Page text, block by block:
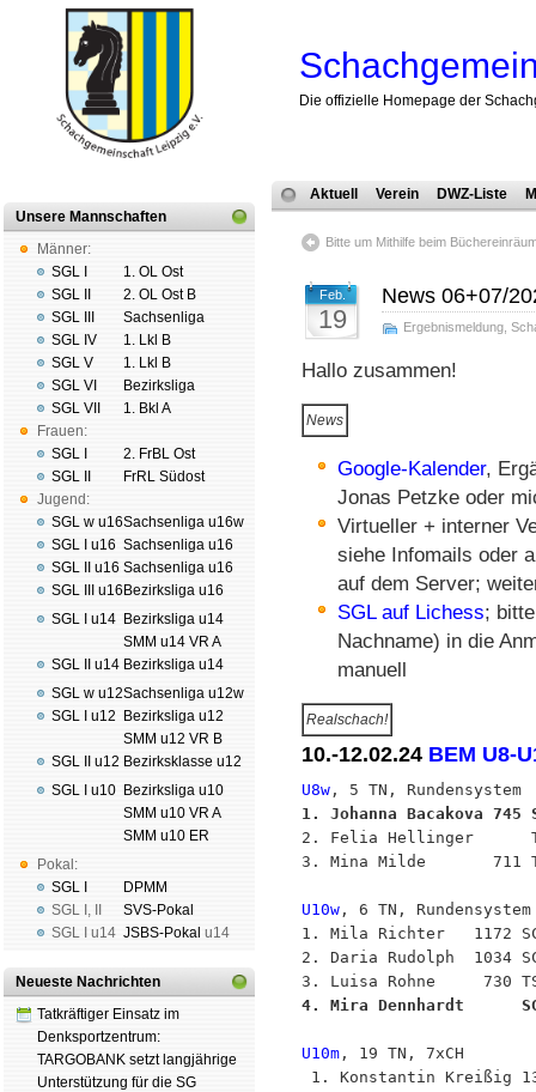
Die offizielle Homepage der
Unsere Mannschaften
Männer:
SGL I
SGL II
SGL III
SGL IV
SGL V
SGL VI
SGL VII
Frauen:
SGL I
SGL II
Jugend:
SGL w u16
SGL I u16
SGL II u16
SGL III u16
SGL I u14
SGL II u14
SGL w u12
SGL I u12
SGL II u12
SGL I u10
Pokal:
SGL I
SGL I ,
SGL I
u14
1. OL Ost
2. OL Ost B
Sachsenliga
1. Lkl B
1. Lkl B
Bezirksliga
1. Bkl A
2. FrBL Ost
FrRL Südost
Sachsenliga u16w
Sachsenliga u16
Sachsenliga u16
Bezirksliga u16
Bezirksliga u14
SMM u14 VR A
Bezirksliga u14
Sachsenliga u12w
Bezirksliga u12
SMM u12 VR B
Bezirksklasse u12
Bezirksliga u10
SMM u10 VR A
SMM u10 ER
DPMM
SVS-Pokal
JSBS-Pokal u14
Neueste Nachrichten
Tatkräftiger Einsatz im
Denksportzentrum:
TARGOBANK setzt langjährige
Unterstützung für die SG
Aktuell Verein DWZ-Liste
Bitte um Mithilfe beim
Feb.
19
News 06+07/
Ergebnismeldung
Hallo zusammen!
News
Google-Kalender,
Jonas Petzke oder
Virtueller + interner
siehe Infomails oder
auf dem Server;
SGL auf Lichess;
Nachname) in die
manuell
Realschach!
10.-12.02.24 BEM U8-
U8w
1. Johanna Bacakova
2. Felia Hellinger
3. Mina Milde       711
U10w , 6 TN, Rundensystem
1. Mila Richter   1172
2. Daria Rudolph  1034
4. Mira Dennhardt
U10m , 19 TN, 7xCH
1. Konstantin Kreißig